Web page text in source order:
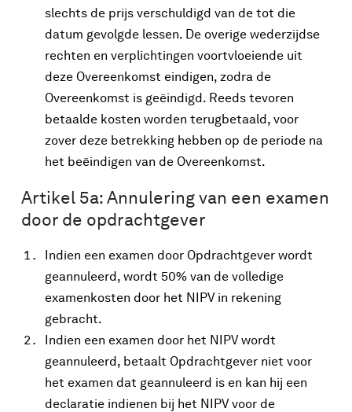
slechts de prijs verschuldigd van de tot die
datum gevolgde lessen. De overige wederzijdse
rechten en verplichtingen voortvloeiende uit
deze Overeenkomst eindigen, zodra de
Overeenkomst is geëindigd. Reeds tevoren
betaalde kosten worden terugbetaald, voor
zover deze betrekking hebben op de periode na
het beëindigen van de Overeenkomst.
Artikel 5a: Annulering van een examen
door de opdrachtgever
Indien een examen door Opdrachtgever wordt
geannuleerd, wordt 50% van de volledige
examenkosten door het NIPV in rekening
gebracht.
Indien een examen door het NIPV wordt
geannuleerd, betaalt Opdrachtgever niet voor
het examen dat geannuleerd is en kan hij een
declaratie indienen bij het NIPV voor de